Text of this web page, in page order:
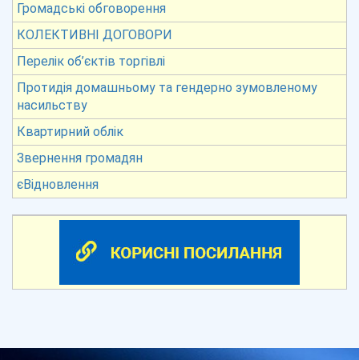
Громадські обговорення
КОЛЕКТИВНІ ДОГОВОРИ
Перелік об’єктів торгівлі
Протидія домашньому та гендерно зумовленому
насильству
Квартирний облік
Звернення громадян
єВідновлення